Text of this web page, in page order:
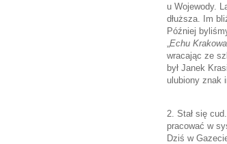
u Wojewody.
dłuższa. Im
Później
Echu Krakowa
wracając ze
był Janek
ulubiony znak
2. Stał się
pracować w
Dziś w